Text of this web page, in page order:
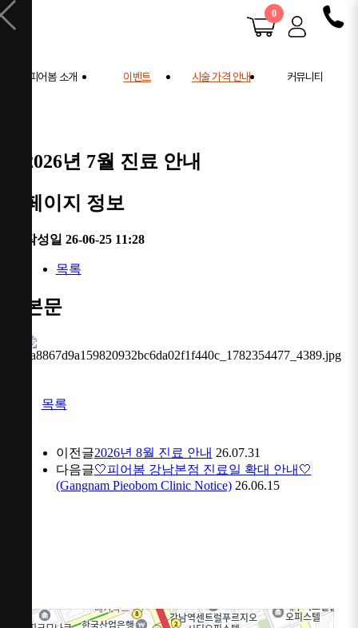
0
피어봄 소개 이벤트 시술 가격 안내 커뮤니티
2026년 7월 진료 안내
페이지 정보
작성일 26-06-25 11:28
목록
본문
목록
이전글2026년 8월 진료 안내 26.07.31
다음글🤍피어봄 강남본점 진료일 확대 안내🤍
(Gangnam Pieobom Clinic Notice) 26.06.15